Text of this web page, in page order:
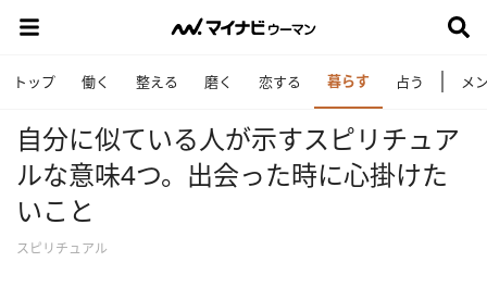
トップ 働く 整える 磨く 恋する 暮らす 占う メ
自分に似ている人が示すスピリチュア
ルな意味4つ。出会った時に心掛けた
いこと
スピリチュアル